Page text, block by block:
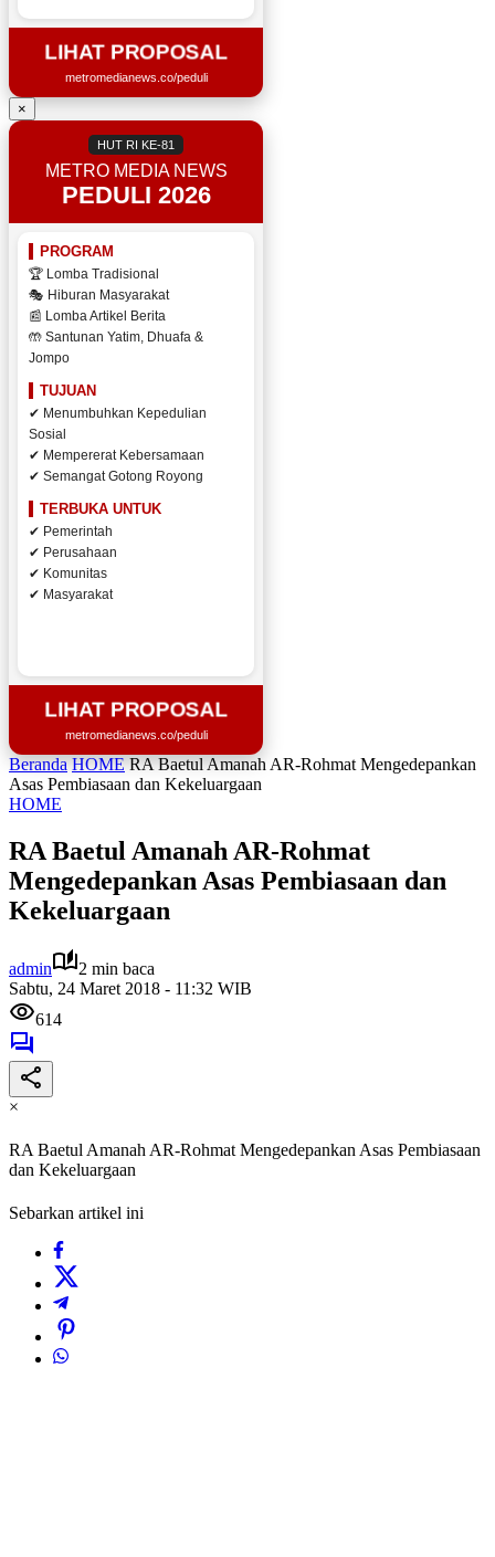
LIHAT PROPOSAL
metromedianews.co/peduli
×
HUT RI KE-81
METRO MEDIA NEWS
PEDULI 2026
PROGRAM
🏆 Lomba Tradisional
🎭 Hiburan Masyarakat
📰 Lomba Artikel Berita
🤲 Santunan Yatim, Dhuafa &
Jompo
TUJUAN
✔ Menumbuhkan Kepedulian
Sosial
✔ Mempererat Kebersamaan
✔ Semangat Gotong Royong
TERBUKA UNTUK
✔ Pemerintah
✔ Perusahaan
✔ Komunitas
✔ Masyarakat
LIHAT PROPOSAL
metromedianews.co/peduli
Beranda HOME RA Baetul Amanah AR-Rohmat Mengedepankan
Asas Pembiasaan dan Kekeluargaan
HOME
RA Baetul Amanah AR-Rohmat
Mengedepankan Asas Pembiasaan dan
Kekeluargaan
admin
2 min baca
Sabtu, 24 Maret 2018 - 11:32 WIB
614
×
RA Baetul Amanah AR-Rohmat Mengedepankan Asas Pembiasaan
dan Kekeluargaan
Sebarkan artikel ini